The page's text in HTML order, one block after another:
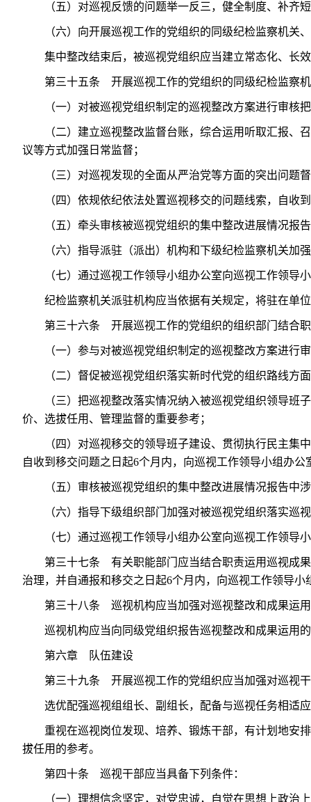
（五）对巡视反馈的问题举一反三，健全制度、补齐
（六）向开展巡视工作的党组织的同级纪检监察机
集中整改结束后，被巡视党组织应当建立常态化、长
第三十五条 开展巡视工作的党组织的同级纪检监察
（一）对被巡视党组织制定的巡视整改方案进行审核
（二）建立巡视整改监督台账，综合运用听取汇报
议等方式加强日常监督；
（三）对巡视发现的全面从严治党等方面的突出问题
（四）依规依纪依法处置巡视移交的问题线索，自
（五）牵头审核被巡视党组织的集中整改进展情况报
（六）指导派驻（派出）机构和下级纪检监察机关加
（七）通过巡视工作领导小组办公室向巡视工作领导
纪检监察机关派驻机构应当依据有关规定，将驻在单
第三十六条 开展巡视工作的党组织的组织部门结合
（一）参与对被巡视党组织制定的巡视整改方案进行
（二）督促被巡视党组织落实新时代党的组织路线
（三）把巡视整改落实情况纳入被巡视党组织领导
价、选拔任用、管理监督的重要参考；
（四）对巡视移交的领导班子建设、贯彻执行民主
自收到移交问题之日起6个月内，向巡视工作领导小组办公
（五）审核被巡视党组织的集中整改进展情况报告中
（六）指导下级组织部门加强对被巡视党组织落实巡
（七）通过巡视工作领导小组办公室向巡视工作领导
第三十七条 有关职能部门应当结合职责运用巡视成
治理，并自通报和移交之日起6个月内，向巡视工作领导
第三十八条 巡视机构应当加强对巡视整改和成果运
巡视机构应当向同级党组织报告巡视整改和成果运用
第六章 队伍建设
第三十九条 开展巡视工作的党组织应当加强对巡视
选优配强巡视组组长、副组长，配备与巡视任务相适
重视在巡视岗位发现、培养、锻炼干部，有计划地安
拔任用的参考。
第四十条 巡视干部应当具备下列条件：
（一）理想信念坚定，对党忠诚，自觉在思想上政治